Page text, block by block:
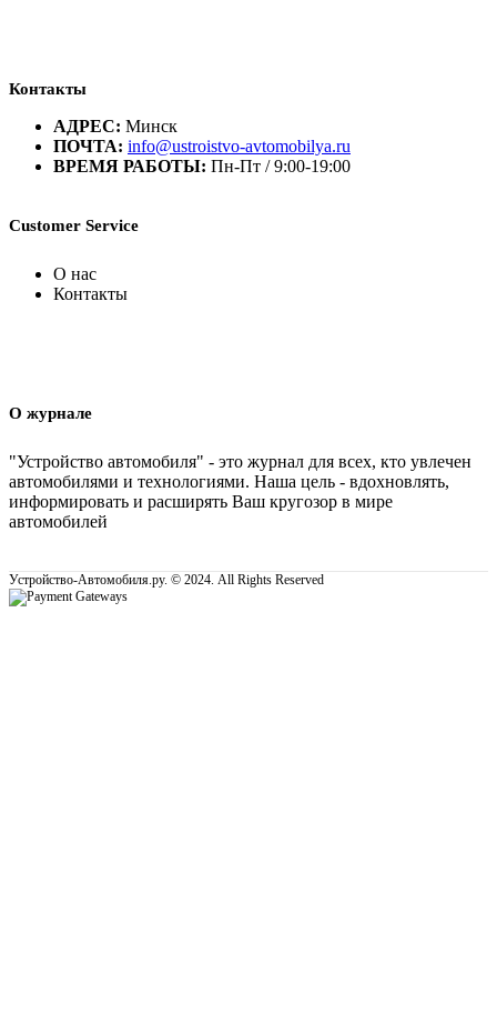
Контакты
АДРЕС: Минск
ПОЧТА: info@ustroistvo-avtomobilya.ru
ВРЕМЯ РАБОТЫ: Пн-Пт / 9:00-19:00
Customer Service
О нас
Контакты
О журнале
"Устройство автомобиля" - это журнал для всех, кто увлечен
автомобилями и технологиями. Наша цель - вдохновлять,
информировать и расширять Ваш кругозор в мире
автомобилей
Устройство-Автомобиля.ру. © 2024. All Rights Reserved